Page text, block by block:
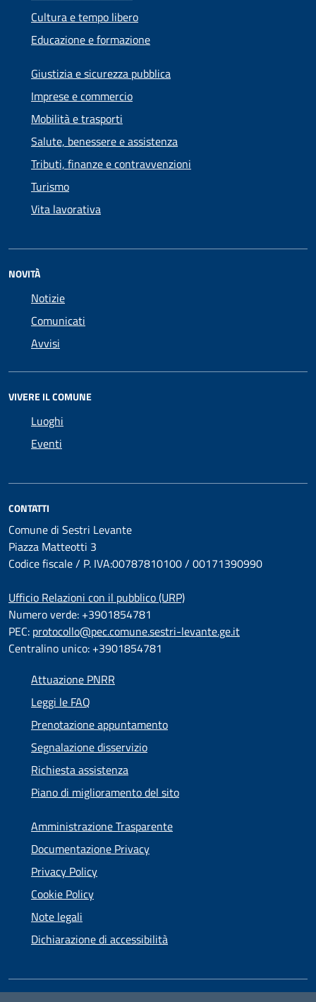
Cultura e tempo libero
Educazione e formazione
Giustizia e sicurezza pubblica
Imprese e commercio
Mobilità e trasporti
Salute, benessere e assistenza
Tributi, finanze e contravvenzioni
Turismo
Vita lavorativa
NOVITÀ
Notizie
Comunicati
Avvisi
VIVERE IL COMUNE
Luoghi
Eventi
CONTATTI
Comune di Sestri Levante
Piazza Matteotti 3
Codice fiscale / P. IVA:00787810100 / 00171390990
Ufficio Relazioni con il pubblico (URP)
Numero verde: +3901854781
PEC: protocollo@pec.comune.sestri-levante.ge.it
Centralino unico: +3901854781
Attuazione PNRR
Leggi le FAQ
Prenotazione appuntamento
Segnalazione disservizio
Richiesta assistenza
Piano di miglioramento del sito
Amministrazione Trasparente
Documentazione Privacy
Privacy Policy
Cookie Policy
Note legali
Dichiarazione di accessibilità